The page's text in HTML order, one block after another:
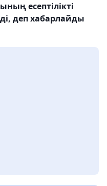
есептілікті
деп хабарлайды